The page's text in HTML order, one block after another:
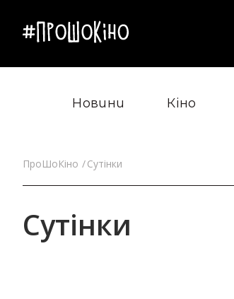
Новини Кіно
ПроШоКіно Сутінки
Сутінки